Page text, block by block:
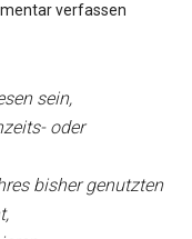
verfassen
sein,
oder
bisher genutzten